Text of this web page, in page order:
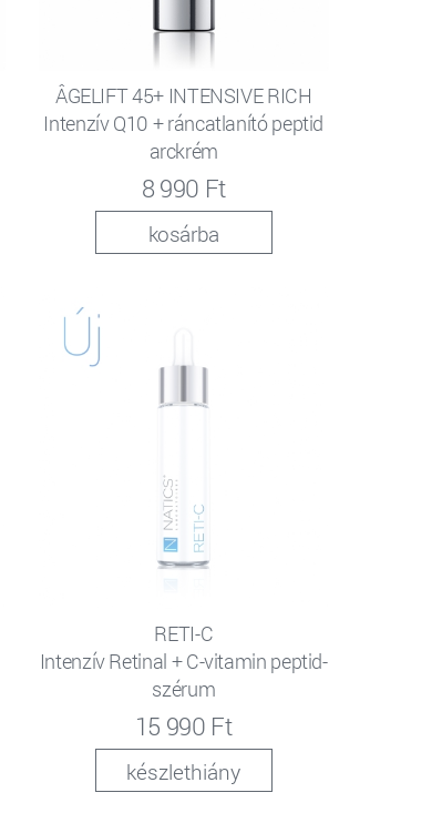
ÂGELIFT 45+ INTENSIVE RICH
Intenzív Q10 + ráncatlanító peptid
arckrém
8 990 Ft
kosárba
RETI-C
Intenzív Retinal + C-vitamin peptid-
szérum
15 990 Ft
készlethiány